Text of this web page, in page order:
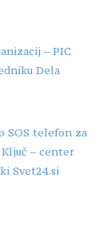
– PIC
Dela
SOS telefon za
– center
Svet24.si